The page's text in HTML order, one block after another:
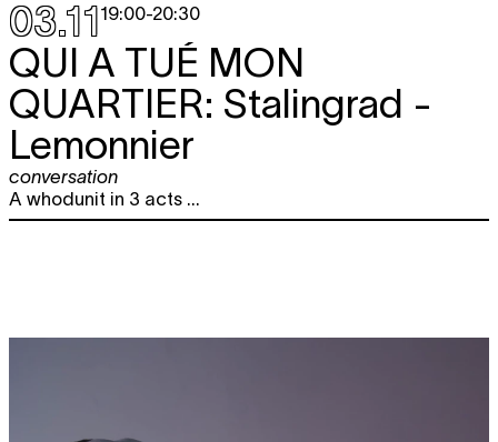
03.1119:00-20:30
QUI A TUÉ MON
QUARTIER: Stalingrad -
Lemonnier
conversation
A whodunit in 3 acts ...